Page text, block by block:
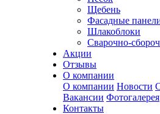
Щебень
Фасадные
Шлакоблоки
Сварочно-
Акции
Отзывы
О компании
О компании Новости
Вакансии Фотогалерея
Контакты